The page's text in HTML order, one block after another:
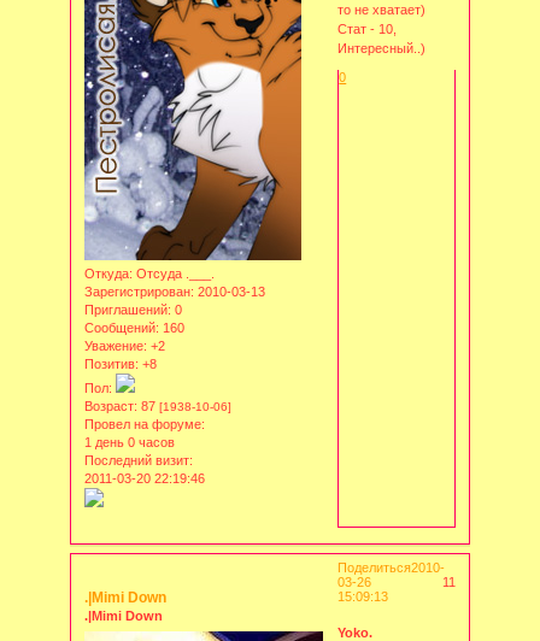
Откуда: Отсуда .___.
Зарегистрирован: 2010-03-13
Приглашений: 0
Сообщений: 160
Уважение: +2
Позитив: +8
Пол:
Возраст: 87[1938-10-06]
Провел на форуме:
1 день 0 часов
Последний визит:
2011-03-20 22:19:46
то не хватает)
Стат - 10,
Интересный..)
0
Поделиться
11
2010-
03-26
15:09:13
.|Mimi Down
.|Mimi Down
Yoko.